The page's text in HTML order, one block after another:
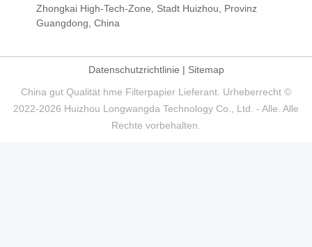
Zhongkai High-Tech-Zone, Stadt Huizhou, Provinz
Guangdong, China
Datenschutzrichtlinie | Sitemap
China gut Qualität hme Filterpapier Lieferant. Urheberrecht ©
2022-2026 Huizhou Longwangda Technology Co., Ltd. - Alle. Alle
Rechte vorbehalten.